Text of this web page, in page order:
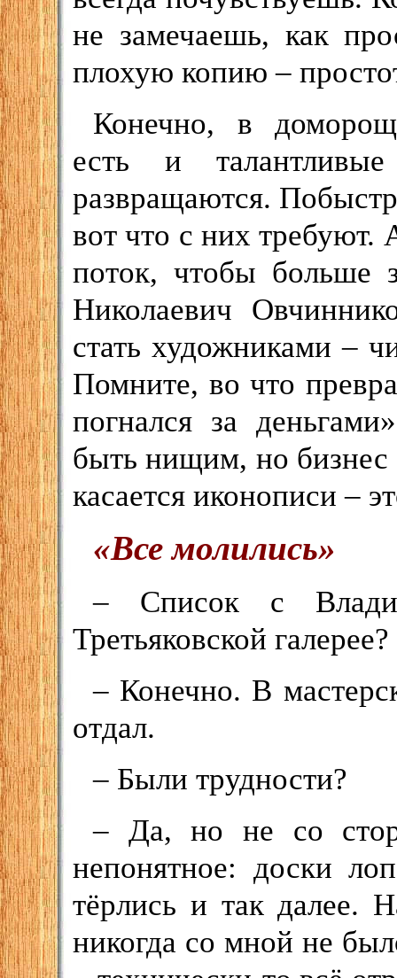
не замечаешь, как
плохую копию –
Конечно, в
есть и
развращаются.
вот что с них требуют.
поток, чтобы больше
Николаевич
стать художниками –
Помните, во что
погнался за
быть нищим, но бизнес
касается иконописи –
«Все молились»
– Список с
Третьяковской галерее?
– Конечно. В
отдал.
– Были трудности?
– Да, но не со
непонятное: доски
тёрлись и так далее.
никогда со мной не